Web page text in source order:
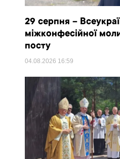
29 серпня –
міжконфесійної
посту
04.08.2026 16:59